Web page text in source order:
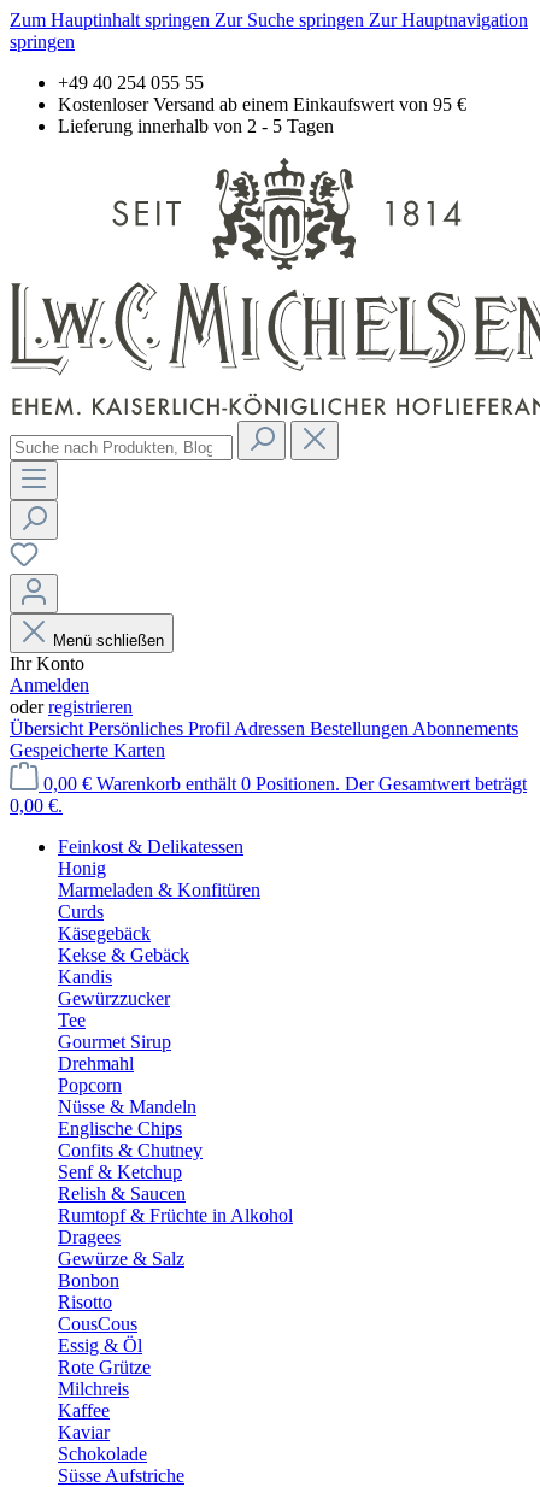
Zum Hauptinhalt springen Zur Suche springen Zur Hauptnavigation
springen
+49 40 254 055 55
Kostenloser Versand ab einem Einkaufswert von 95 €
Lieferung innerhalb von 2 - 5 Tagen
Menü schließen
Ihr Konto
Anmelden
oderregistrieren
Übersicht Persönliches Profil Adressen Bestellungen Abonnements
Gespeicherte Karten
0,00 € Warenkorb enthält 0 Positionen. Der Gesamtwert beträgt
0,00 €.
Feinkost & Delikatessen
Honig
Marmeladen & Konfitüren
Curds
Käsegebäck
Kekse & Gebäck
Kandis
Gewürzzucker
Tee
Gourmet Sirup
Drehmahl
Popcorn
Nüsse & Mandeln
Englische Chips
Confits & Chutney
Senf & Ketchup
Relish & Saucen
Rumtopf & Früchte in Alkohol
Dragees
Gewürze & Salz
Bonbon
Risotto
CousCous
Essig & Öl
Rote Grütze
Milchreis
Kaffee
Kaviar
Schokolade
Süsse Aufstriche